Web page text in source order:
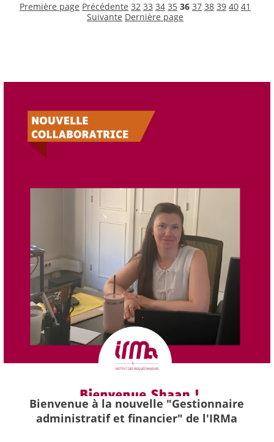
Première page Précédente 32 33 34 35 36 37 38 39 40 41
Suivante Dernière page
Bienvenue à la nouvelle "Gestionnaire
administratif et financier" de l'IRMa